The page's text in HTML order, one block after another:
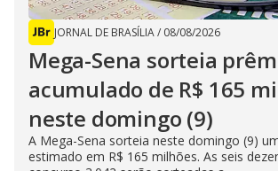
JORNAL DE BRASÍLIA/ 08/08/2026
Mega-Sena sorteia
acumulado de R$ 165
neste domingo (9)
A Mega-Sena sorteia neste domingo (9)
estimado em R$ 165 milhões. As seis